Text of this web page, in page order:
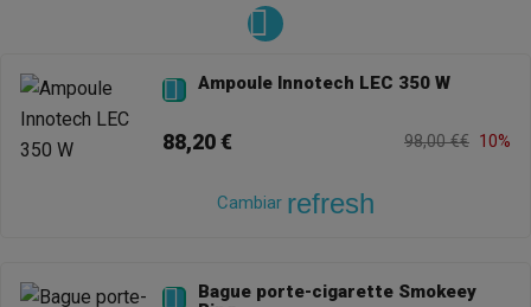
 Ampoule Innotech LEC 350 W
88,20 € 98,00 €€ 10%
Cambiar refresh

Bague porte-cigarette Smokeey